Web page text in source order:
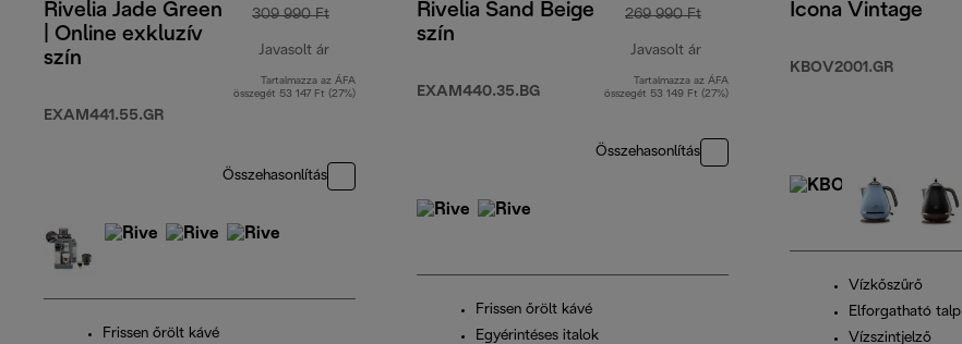
Rivelia Jade Green
| Online exkluzív
szín
EXAM441.55.GR
309 990 Ft
Javasolt ár
eredeti ár 309 990 Ft
Tartalmazza az ÁFA
összegét 53 147 Ft (27%)
Összehasonlítás
Frissen őrölt kávé
Rivelia Sand Beige
szín
EXAM440.35.BG
269 990 Ft
Javasolt ár
eredeti ár 269 990 Ft
Tartalmazza az ÁFA
összegét 53 149 Ft (27%)
Összehasonlítás
Frissen őrölt kávé
Egyérintéses italok
Icona Vintage
KBOV2001.GR
Vízkőszűrő
Elforgatható talp
Vízszintjelző